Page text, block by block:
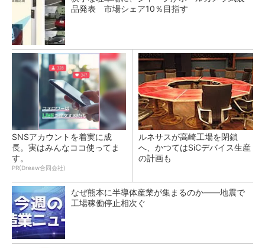
品発表 市場シェア10％目指す
SNSアカウントを着実に成
長。実はみんなココ使ってま
す。
PR(Dreaw合同会社)
ルネサスが高崎工場を閉鎖
へ、かつてはSiCデバイス生産
の計画も
なぜ熊本に半導体産業が集まるのか――地震で
工場稼働停止相次ぐ